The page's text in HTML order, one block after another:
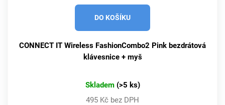
DO KOŠÍKU
CONNECT IT Wireless FashionCombo2 Pink bezdrátová
klávesnice + myš
Skladem (>5 ks)
495 Kč bez DPH